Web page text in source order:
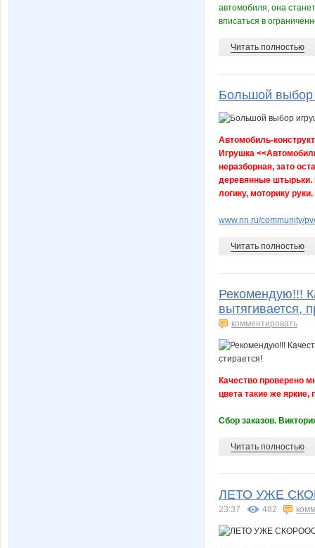
автомобиля, она
вписаться в
Читать полностью
Большой выбор
Автомобиль-
Игрушка
неразборная, зато
деревянные штырьки.
логику, моторику руки.
www.nn.ru/community/
Читать полностью
Рекомендую!!!
вытягивается,
комментировать
Качество проверено
цвета такие же
Сбор заказов.
Читать полностью
ЛЕТО УЖЕ
23:37 482